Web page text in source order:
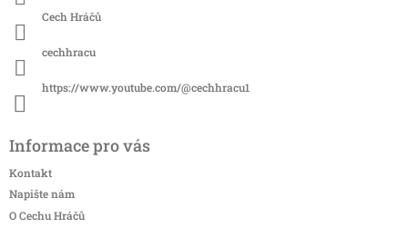
s
u
Cech Hráčů
cechhracu
https://www.youtube.com/@cechhracu1
Informace pro vás
Kontakt
Napište nám
O Cechu Hráčů